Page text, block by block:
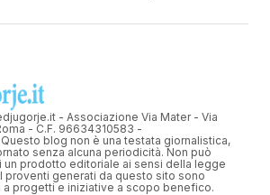
- Associazione Via Mater - Via
- C.F. 96634310583 -
blog non è una testata giornalistica,
senza alcuna periodicità. Non può
un prodotto editoriale ai sensi della legge
proventi generati da questo sito sono
a progetti e iniziative a scopo benefico.